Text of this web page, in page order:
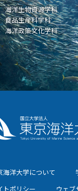
海洋生物資源学科
食品生産科学科
海洋政策文化学科
海洋大学について
トポリシー
ウェ